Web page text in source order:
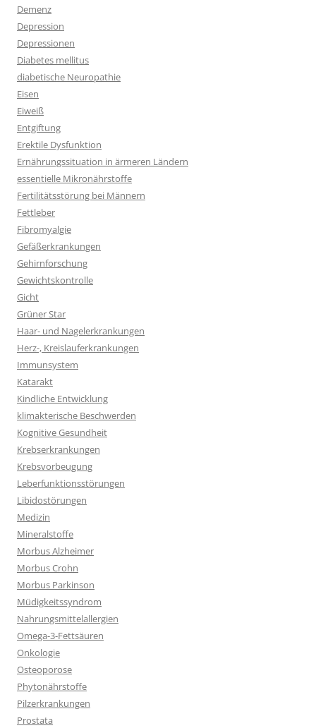
Demenz
Depression
Depressionen
Diabetes mellitus
diabetische Neuropathie
Eisen
Eiweiß
Entgiftung
Erektile Dysfunktion
Ernährungssituation in ärmeren Ländern
essentielle Mikronährstoffe
Fertilitätsstörung bei Männern
Fettleber
Fibromyalgie
Gefäßerkrankungen
Gehirnforschung
Gewichtskontrolle
Gicht
Grüner Star
Haar- und Nagelerkrankungen
Herz-, Kreislauferkrankungen
Immunsystem
Katarakt
Kindliche Entwicklung
klimakterische Beschwerden
Kognitive Gesundheit
Krebserkrankungen
Krebsvorbeugung
Leberfunktionsstörungen
Libidostörungen
Medizin
Mineralstoffe
Morbus Alzheimer
Morbus Crohn
Morbus Parkinson
Müdigkeitssyndrom
Nahrungsmittelallergien
Omega-3-Fettsäuren
Onkologie
Osteoporose
Phytonährstoffe
Pilzerkrankungen
Prostata